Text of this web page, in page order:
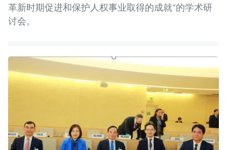
革新时期促进和保护人权事业取得的成就”的学术研
讨会。